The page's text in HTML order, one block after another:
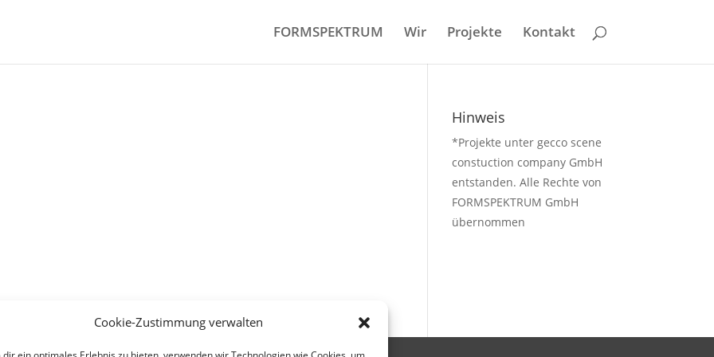
Cookie-Zustimmung verwalten
FORMSPEKTRUM Wir Projekte Kontakt
Hinweis
*Projekte unter gecco scene
constuction company GmbH
entstanden. Alle Rechte von
FORMSPEKTRUM GmbH
übernommen